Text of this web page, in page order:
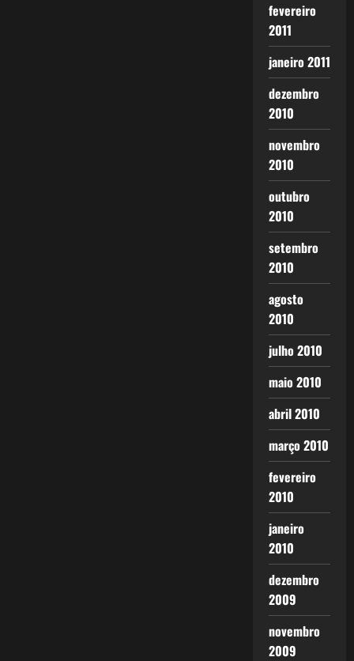
fevereiro
2011
janeiro 2011
dezembro
2010
novembro
2010
outubro
2010
setembro
2010
agosto
2010
julho 2010
maio 2010
abril 2010
março 2010
fevereiro
2010
janeiro
2010
dezembro
2009
novembro
2009